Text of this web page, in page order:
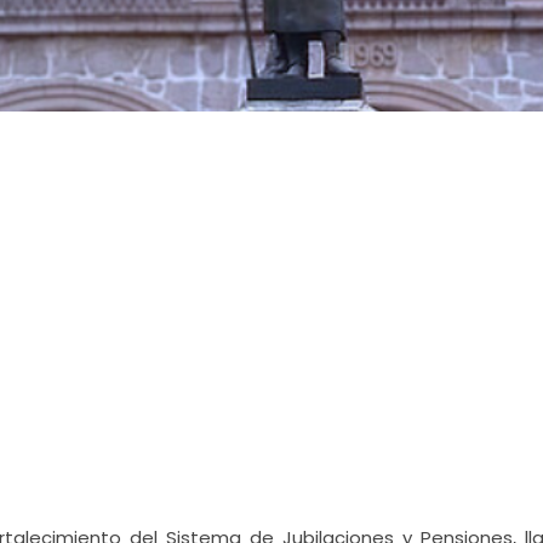
del Sistema de Jubilaciones y Pensiones,